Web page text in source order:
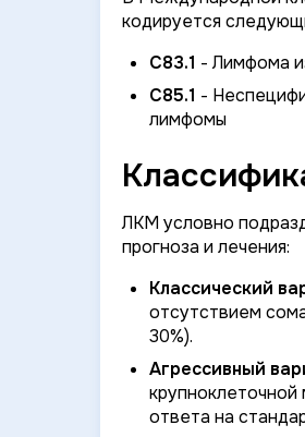
кодируется
C83.1 - Лимфома
C85.1 -
лимфомы
ЛКМ условно
прогноза и лечения:
Классический
отсутствием
30%).
Агрессивный
ответа на